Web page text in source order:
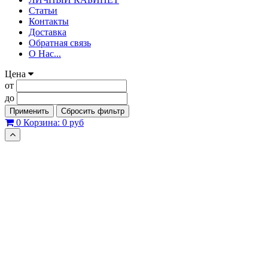
Статьи
Контакты
Доставка
Обратная связь
О Нас...
Цена
от
до
Применить Сбросить фильтр
0 Корзина: 0 руб